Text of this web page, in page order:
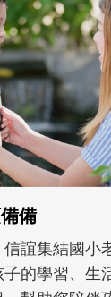
那個男人│
爸爸！男人
驗中，跟著
的肢體遊戲，
問題的能力
，參與孩子